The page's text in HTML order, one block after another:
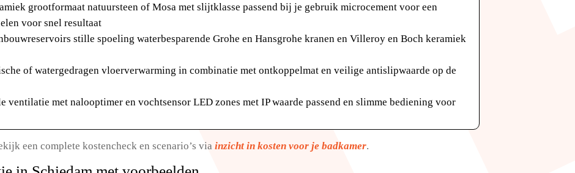
grootformaat natuursteen of Mosa met slijtklasse passend bij je gebruik microcement voor een
voor snel resultaat
stille spoeling waterbesparende Grohe en Hansgrohe kranen en Villeroy en Boch keramiek
of watergedragen vloerverwarming in combinatie met ontkoppelmat en veilige antislipwaarde op de
ventilatie met nalooptimer en vochtsensor LED zones met IP waarde passend en slimme bediening voor
een complete kostencheck en scenario’s viainzicht in kosten voor je badkamer.​